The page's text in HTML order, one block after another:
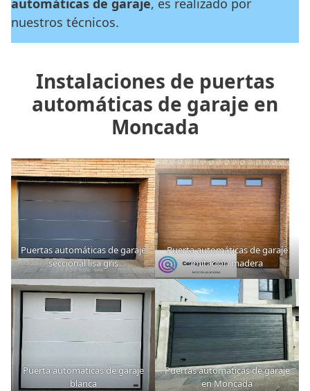
nuestros técnicos.
Instalaciones de puertas
automáticas de garaje en
Moncada
Puertas automáticas de garaje
seccional lisa gris
Puerta automáticas de garaje
imitación madera
Puerta automáticas de garaje
blanca
Puertas automáticas de garaje
en Moncada